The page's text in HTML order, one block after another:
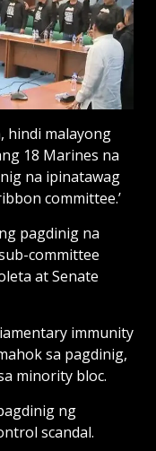
hindi malayong
18 Marines na
na ipinatawag
committee.’
pagdinig na
committee
at Senate
immunity
sa pagdinig,
minority bloc.
ng
scandal.